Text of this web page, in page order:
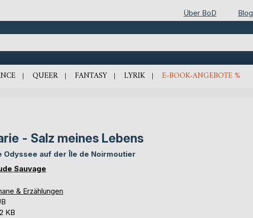
Über BoD Blog
QUEER FANTASY LYRIK E-BOOK-ANGEBOTE %
- Salz meines Lebens
Odyssee auf der Île de Noirmoutier
Sauvage
& Erzählungen
KB